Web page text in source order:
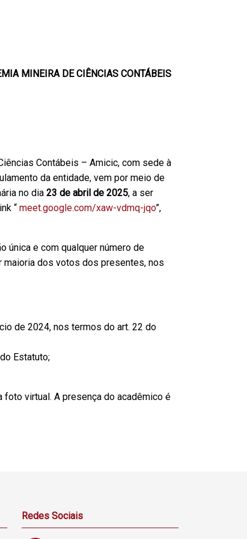
MINEIRA DE CIÊNCIAS CONTÁBEIS
Contábeis – Amicic, com sede à
da entidade, vem por meio de
no dia 23 de abril de 2025, a ser
“ meet.google.com/xaw-vdmq-jqo”,
única e com qualquer número de
dos votos dos presentes, nos
de 2024, nos termos do art. 22 do
Estatuto;
virtual. A presença do acadêmico é
Redes Sociais